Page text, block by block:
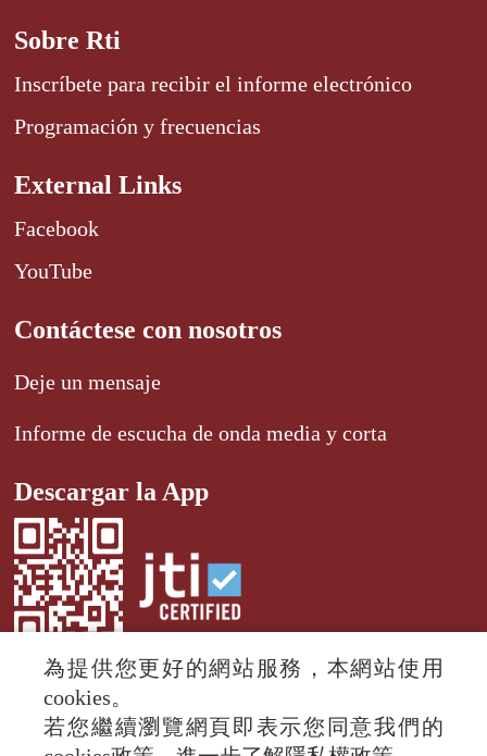
Sobre Rti
Inscríbete para recibir el informe electrónico
Programación y frecuencias
External Links
Facebook
YouTube
Contáctese con nosotros
Deje un mensaje
Informe de escucha de onda media y corta
Descargar la App
© 2024 RTI (Radio Taiwan International).
為提供您更好的網站服務，本網站使用
cookies。
若您繼續瀏覽網頁即表示您同意我們的